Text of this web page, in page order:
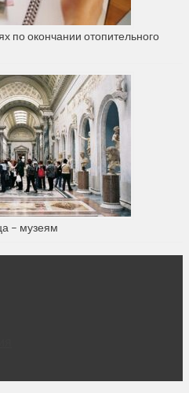
по окончании отопительного
– музеям